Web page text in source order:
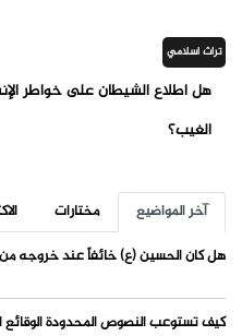
تراث اسلامي
هل اطلاع الشيطان على خواطر
الغيب؟
آخر المواضيع مختارات
هل كان الحسين (ع) خائفاً عند خروجه من
كيف تستوعب النصوص المحدودة الوقائع